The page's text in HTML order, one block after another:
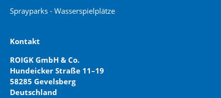
Sprayparks - Wasserspielplätze
Kontakt
ROIGK GmbH & Co.
Hundeicker Straße 11–19
58285 Gevelsberg
Deutschland